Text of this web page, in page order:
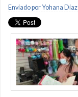
Enviado porYohana Diaz